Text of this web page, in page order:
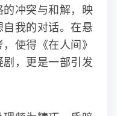
冲突与和解，映
我的对话。在悬
使得《在人间》
，更是一部引发